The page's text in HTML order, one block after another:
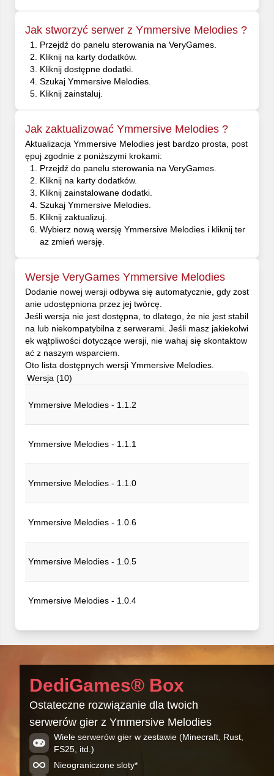
Jak stworzyć serwer z Ymmersive Melodies ?
Przejdź do panelu sterowania na VeryGames.
Kliknij na karty dodatków.
Kliknij dostępne dodatki.
Szukaj Ymmersive Melodies.
Kliknij zainstaluj.
Jak zaktualizować Ymmersive Melodies ?
Aktualizacja Ymmersive Melodies jest bardzo prosta, post
ępuj zgodnie z poniższymi krokami:
Przejdź do panelu sterowania na VeryGames.
Kliknij na karty dodatków.
Kliknij zainstalowane dodatki.
Szukaj Ymmersive Melodies.
Kliknij zaktualizuj.
Wybierz nową wersję Ymmersive Melodies i kliknij ter
az zmień wersję.
Wersje VeryGames Ymmersive Melodies
Dodanie nowej wersji odbywa się automatycznie, gdy zost
anie udostępniona przez jej twórcę.
Jeśli wersja nie jest dostępna, to dlatego, że nie jest stabil
na lub niekompatybilna z serwerami. Jeśli masz jakiekolwi
ek wątpliwości dotyczące wersji, nie wahaj się skontaktow
ać z naszym wsparciem.
Oto lista dostępnych wersji Ymmersive Melodies.
Wersja (10)
Ymmersive Melodies - 1.1.2
Ymmersive Melodies - 1.1.1
Ymmersive Melodies - 1.1.0
Ymmersive Melodies - 1.0.6
Ymmersive Melodies - 1.0.5
Ymmersive Melodies - 1.0.4
Ymmersive Melodies - 1.0.2
Ymmersive Melodies - 1.0.1
Ymmersive Melodies - 1.0.0
DediGames® Box
Ostateczne rozwiązanie dla twoich
serwerów gier z Ymmersive Melodies
Wiele serwerów gier w zestawie (Minecraft, Rust,
FS25, itd.)
Nieograniczone sloty*